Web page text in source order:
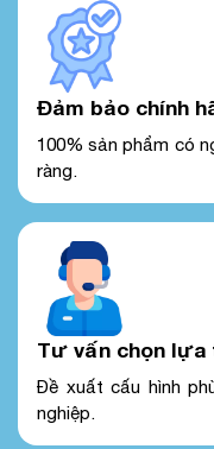
Đảm bảo chính
100% sản phẩm có
ràng.
Tư vấn chọn
Đề xuất cấu hình
nghiệp.